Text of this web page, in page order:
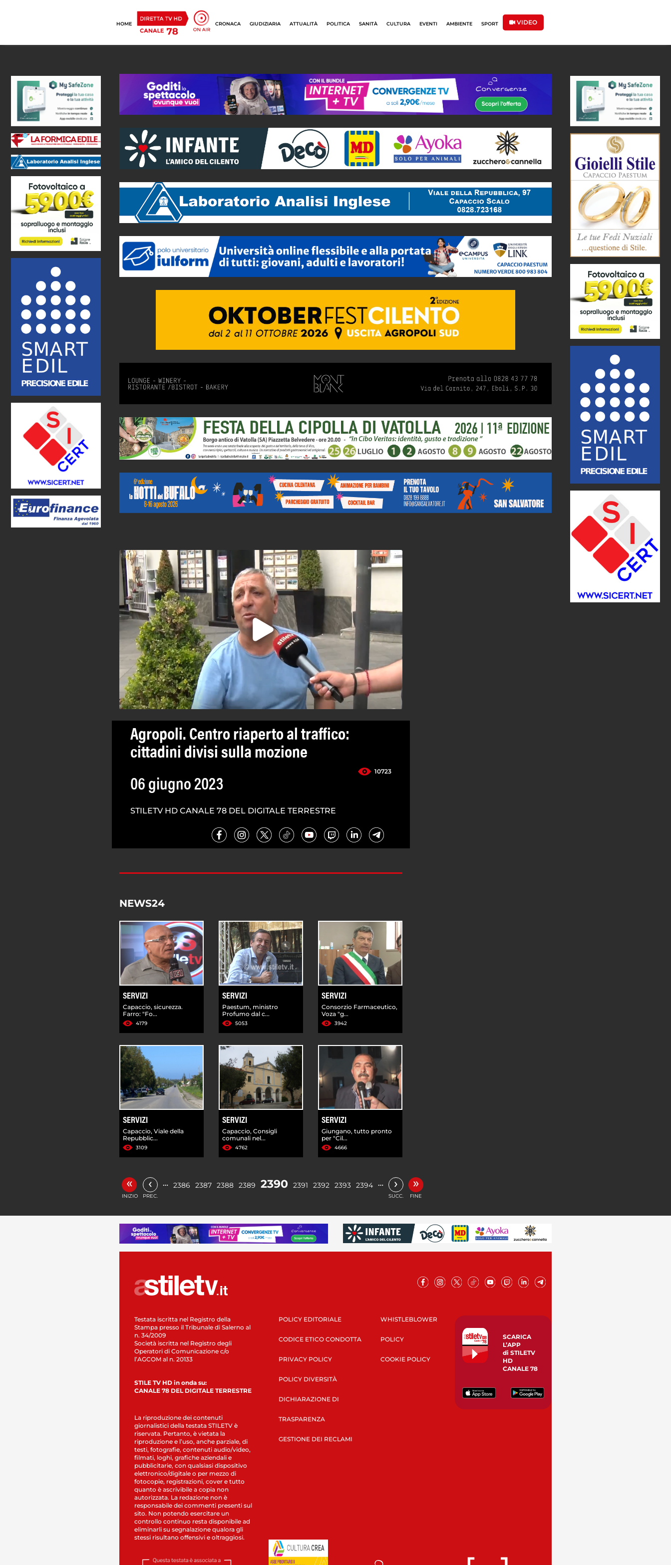
HOME CRONACA GIUDIZIARIA ATTUALITÀ POLITICA SANITÀ CULTURA EVENTI AMBIENTE SPORT VIDEO
Agropoli. Centro riaperto al traffico:
cittadini divisi sulla mozione
10723
06 giugno 2023
STILETV HD CANALE 78 DEL DIGITALE TERRESTRE
NEWS24
SERVIZI
Capaccio, sicurezza.
Farro: "Fo...
4179
SERVIZI
Paestum, ministro
Profumo dal c...
5053
SERVIZI
Consorzio Farmaceutico,
Voza "g...
3942
SERVIZI
Capaccio, Viale della
Repubblic...
3109
SERVIZI
Capaccio, Consigli
comunali nel...
4762
SERVIZI
Giungano, tutto pronto
per "Cil...
4666
«
INIZIO
‹
PREC.
… 2386 2387 2388 2389 2390 2391 2392 2393 2394 … ›
SUCC.
»
FINE
Testata iscritta nel Registro della
Stampa presso il Tribunale di Salerno al
n. 34/2009
Società iscritta nel Registro degli
Operatori di Comunicazione c/o
l’AGCOM al n. 20133
STILE TV HD in onda su:
CANALE 78 DEL DIGITALE TERRESTRE
La riproduzione dei contenuti
giornalistici della testata STILETV è
riservata. Pertanto, è vietata la
riproduzione e l’uso, anche parziale, di
testi, fotografie, contenuti audio/video,
filmati, loghi, grafiche aziendali e
pubblicitarie, con qualsiasi dispositivo
elettronico/digitale o per mezzo di
fotocopie, registrazioni, cover e tutto
quanto è ascrivibile a copia non
autorizzata. La redazione non è
responsabile dei commenti presenti sul
sito. Non potendo esercitare un
controllo continuo resta disponibile ad
eliminarli su segnalazione qualora gli
stessi risultano offensivi e oltraggiosi.
POLICY EDITORIALE
CODICE ETICO CONDOTTA
PRIVACY POLICY
POLICY DIVERSITÀ
DICHIARAZIONE DI
TRASPARENZA
GESTIONE DEI RECLAMI
WHISTLEBLOWER
POLICY
COOKIE POLICY
SCARICA
L’APP
di STILETV
HD
CANALE 78